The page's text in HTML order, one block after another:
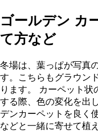
ゴールデン カ
て方など
冬場は、葉っぱが写真
す。こちらもグラウン
ります。 カーペット状
する際、色の変化を出
デンカーペットを良く
などと一緒に寄せて植